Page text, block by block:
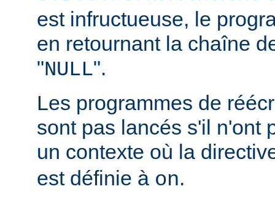
est infructueuse, le
en retournant la chaîne
"NULL".
Les programmes de
sont pas lancés s'il n'ont
un contexte où la
est définie à on.